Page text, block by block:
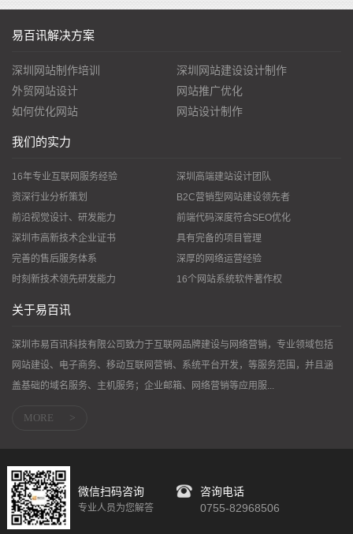
易百讯解决方案
深圳网站制作培训
深圳网站建设设计制作
外贸网站设计
网站推广优化
如何优化网站
网站设计制作
我们的实力
16年专业互联网服务经验
深圳高端建站设计团队
资深行业分析策划
B2C营销型网站建设领先者
前沿视觉设计、研发能力
前端代码深度符合SEO优化
深圳市高新技术企业证书
具有完备的项目管理
完善的售后服务体系
深厚的网络运营经验
时刻新技术领先研发能力
16个网站系统软件著作权
关于易百讯
深圳市易百讯科技有限公司致力于互联网品牌建设与网络营销，专业领域包括
网站建设、电子商务、移动互联网营销、系统平台开发，等服务范围，并且涵
盖基础的域名服务、主机服务；企业邮箱、网络营销等应用服...
MORE >
微信扫码咨询
专业人员为您解答
咨询电话
0755-82968506